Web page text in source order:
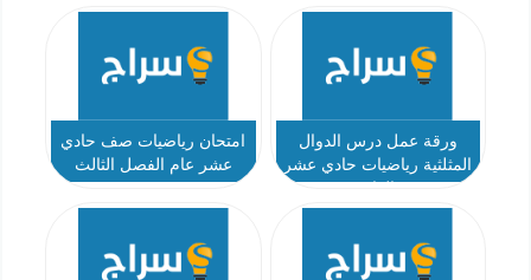
ورقة عمل درس الدوال
المثلثية رياضيات حادي عشر
امتحان رياضيات صف حادي
عشر عام الفصل الثالث